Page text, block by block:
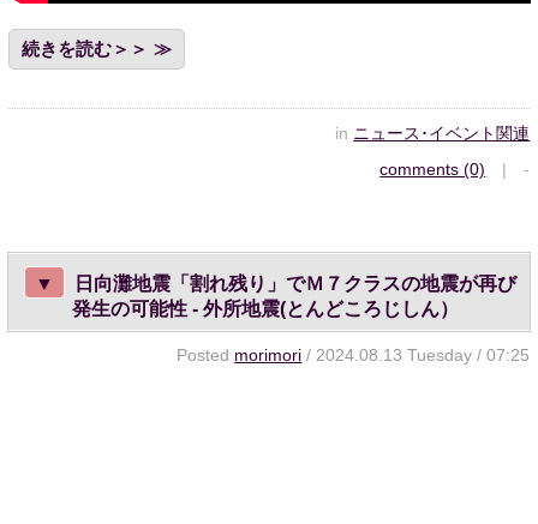
続きを読む＞＞
in ニュース･イベント関連
comments (0) | -
▼
日向灘地震「割れ残り」でＭ７クラスの地震が再び
発生の可能性 - 外所地震(とんどころじしん）
Posted morimori / 2024.08.13 Tuesday / 07:25